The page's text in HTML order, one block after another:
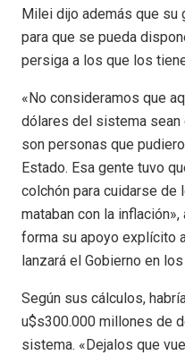
Milei dijo además que su
para que se pueda
persiga a los que los
«No consideramos que
dólares del sistema
son personas que
Estado. Esa gente tuvo
colchón para cuidarse
mataban con la
forma su apoyo explícito
lanzará el Gobierno en
Según sus cálculos,
u$s300.000 millones de
sistema. «Dejalos que